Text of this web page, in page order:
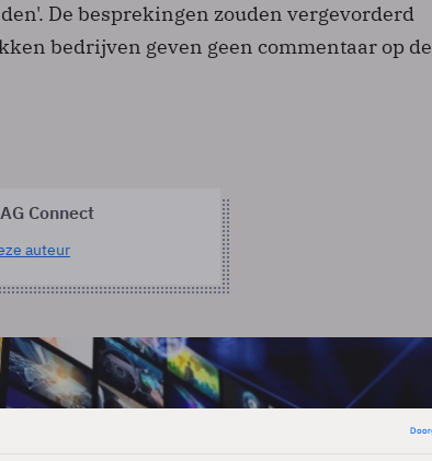
De besprekingen zouden vergevorderd
bedrijven geven geen commentaar op de
Connect
auteur